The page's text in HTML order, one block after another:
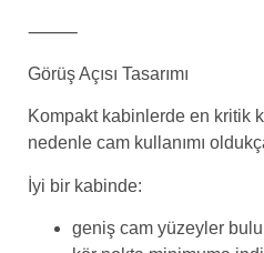
⸻
Görüş Açısı Tasarımı
Kompakt kabinlerde en kritik
nedenle cam kullanımı
İyi bir kabinde:
geniş cam yüzeyler